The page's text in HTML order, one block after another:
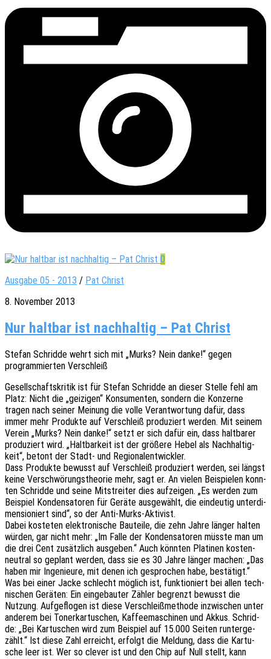
0
Ausgabe 05 - 2013 / Pat Christ
8. November 2013
Nur haltbar ist nachhaltig – Pat Christ
Stefan Schrid­de wehrt sich mit „Murks? Nein danke!“ gegen
program­mier­ten Verschleiß
Gesell­schafts­kri­tik ist für Stefan Schrid­de an dieser Stelle fehl am
Platz: Nicht die „geizi­gen“ Konsu­men­ten, sondern die Konzer­ne
tragen nach seiner Meinung die volle Verant­wor­tung dafür, dass
immer mehr Produk­te auf Verschleiß produ­ziert werden. Mit seinem
Verein „Murks? Nein danke!“ setzt er sich dafür ein, dass halt­ba­rer
produ­ziert wird. „Halt­bar­keit ist der größe­re Hebel als Nach­hal­tig­
keit“, betont der Stadt- und Regionalentwickler.
Dass Produk­te bewusst auf Verschleiß produ­ziert werden, sei längst
keine Verschwö­rungs­theo­rie mehr, sagt er. An vielen Beispie­len konn­
ten Schrid­de und seine Mitstrei­ter dies aufzei­gen. „Es werden zum
Beispiel Konden­sa­to­ren für Geräte ausge­wählt, die eindeu­tig unter­di­
men­sio­niert sind“, so der Anti-Murks-Aktivist.
Dabei koste­ten elek­tro­ni­sche Bautei­le, die zehn Jahre länger halten
würden, gar nicht mehr: „Im Falle der Konden­sa­to­ren müsste man um
die drei Cent zusätz­lich ausge­ben.“ Auch könn­ten Plati­nen kosten­
neu­tral so geplant werden, dass sie es 30 Jahre länger machen: „Das
haben mir Inge­nieu­re, mit denen ich gespro­chen habe, bestätigt.“
Was bei einer Jacke schlecht möglich ist, funk­tio­niert bei allen tech­
ni­schen Gerä­ten: Ein einge­bau­ter Zähler begrenzt bewusst die
Nutzung. Aufge­flo­gen ist diese Verschleiß­me­tho­de inzwi­schen unter
ande­rem bei Toner­kar­tu­schen, Kaffee­ma­schi­nen und Akkus. Schrid­
de: „Bei Kartu­schen wird zum Beispiel auf 15.000 Seiten runter­ge­
zählt.“ Ist diese Zahl erreicht, erfolgt die Meldung, dass die Kartu­
sche leer ist. Wer so clever ist und den Chip auf Null stellt, kann